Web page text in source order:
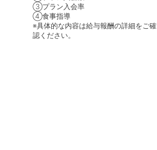
③プラン入会率
④食事指導
※具体的な内容は給与報酬の詳細をご確
認ください。